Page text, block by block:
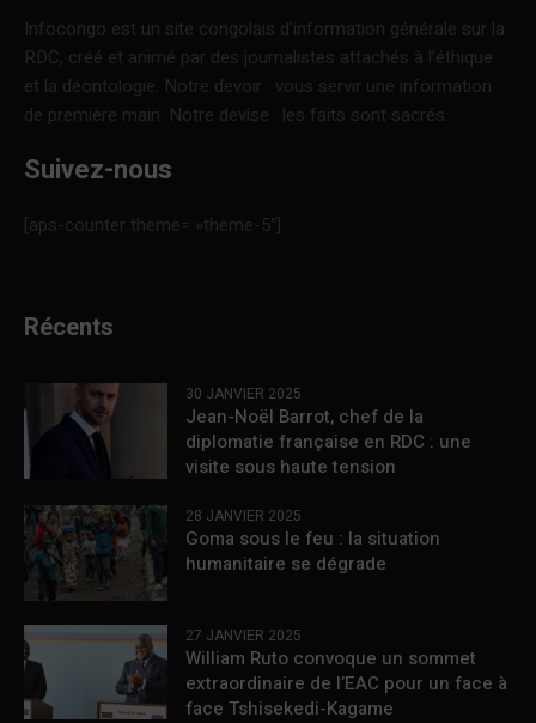
Infocongo est un site congolais d’information générale sur la
RDC, créé et animé par des journalistes attachés à l’éthique
et la déontologie. Notre devoir : vous servir une information
de première main. Notre devise : les faits sont sacrés.
Suivez-nous
[aps-counter theme= »theme-5″]
Récents
30 JANVIER 2025
Jean-Noël Barrot, chef de la
diplomatie française en RDC : une
visite sous haute tension
28 JANVIER 2025
Goma sous le feu : la situation
humanitaire se dégrade
27 JANVIER 2025
William Ruto convoque un sommet
extraordinaire de l’EAC pour un face à
face Tshisekedi-Kagame